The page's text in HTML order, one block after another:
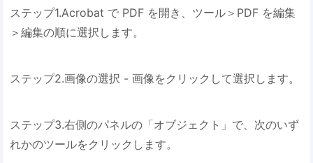
ステップ1.Acrobat で PDF を開き、ツール＞PDF を編集
＞編集の順に選択します。
ステップ2.画像の選択 - 画像をクリックして選択します。
ステップ3.右側のパネルの「オブジェクト」で、次のいず
れかのツールをクリックします。